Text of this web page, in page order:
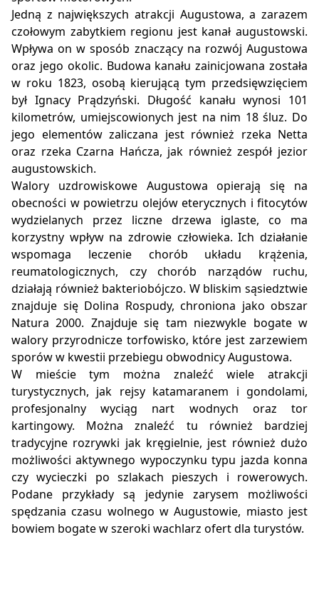
Jedną z największych atrakcji Augustowa, a zarazem
czołowym zabytkiem regionu jest kanał augustowski.
Wpływa on w sposób znaczący na rozwój Augustowa
oraz jego okolic. Budowa kanału zainicjowana została
w roku 1823, osobą kierującą tym przedsięwzięciem
był Ignacy Prądzyński. Długość kanału wynosi 101
kilometrów, umiejscowionych jest na nim 18 śluz. Do
jego elementów zaliczana jest również rzeka Netta
oraz rzeka Czarna Hańcza, jak również zespół jezior
augustowskich.
Walory uzdrowiskowe Augustowa opierają się na
obecności w powietrzu olejów eterycznych i fitocytów
wydzielanych przez liczne drzewa iglaste, co ma
korzystny wpływ na zdrowie człowieka. Ich działanie
wspomaga leczenie chorób układu krążenia,
reumatologicznych, czy chorób narządów ruchu,
działają również bakteriobójczo. W bliskim sąsiedztwie
znajduje się Dolina Rospudy, chroniona jako obszar
Natura 2000. Znajduje się tam niezwykle bogate w
walory przyrodnicze torfowisko, które jest zarzewiem
sporów w kwestii przebiegu obwodnicy Augustowa.
W mieście tym można znaleźć wiele atrakcji
turystycznych, jak rejsy katamaranem i gondolami,
profesjonalny wyciąg nart wodnych oraz tor
kartingowy. Można znaleźć tu również bardziej
tradycyjne rozrywki jak kręgielnie, jest również dużo
możliwości aktywnego wypoczynku typu jazda konna
czy wycieczki po szlakach pieszych i rowerowych.
Podane przykłady są jedynie zarysem możliwości
spędzania czasu wolnego w Augustowie, miasto jest
bowiem bogate w szeroki wachlarz ofert dla turystów.